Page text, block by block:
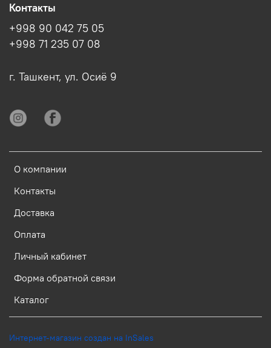
О компании
Контакты
Доставка
Оплата
Личный кабинет
Форма обратной связи
Каталог
Контакты
+998 90 042 75 05
+998 71 235 07 08
г. Ташкент, ул. Осиё 9
Интернет-магазин создан на InSales